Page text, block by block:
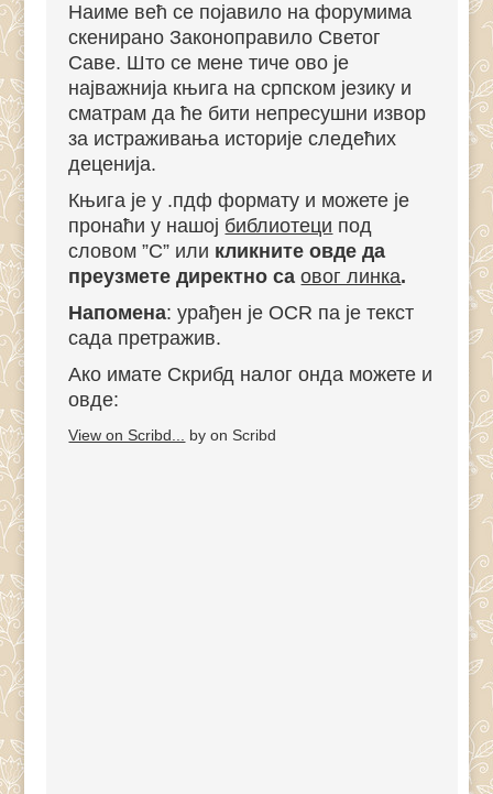
Наиме већ се појавило на форумима
скенирано Законоправило Светог
Саве. Што се мене тиче ово је
најважнија књига на српском језику и
сматрам да ће бити непресушни извор
за истраживања историје следећих
деценија.
Књига је у .пдф формату и можете је
пронаћи у нашој библиотеци под
словом ”С” или кликните овде да
преузмете директно саовог линка.
Напомена: урађен је OCR па је текст
сада претражив.
Ако имате Скрибд налог онда можете и
овде:
View on Scribd... byon Scribd